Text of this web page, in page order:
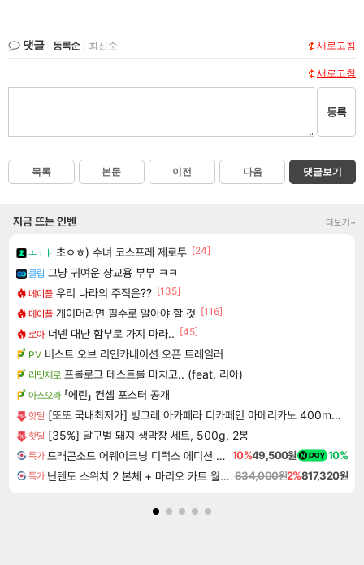
댓글 등록순 최신순 새로고침
새로고침
등록
목록 본문 이전 다음 댓글보기
지금 뜨는 인벤 더보기+
ㅗㅜㅑ 초ㅇㅎ) 수녀 코스프레 제로투 [24]
클립 그냥 귀여운 상교용 부부 ㅋㅋ
메이플 우리 나라의 주적은?? [135]
메이플 게이머라면 필수로 알아야 할 것 [116]
로아 너넨 대난 함부로 가지 마라.. [45]
PV 비스트 오브 리인카네이션 오픈 트레일러
리밋제로 프롤로그 테스트를 마치고.. (feat. 리아)
아스오라 「에린」 컨셉 포스터 공개
핫딜 [또또 국내최저가] 빙그레 아카페라 디카페인 아메리카노 400ml x 20개
핫딜 [35%] 달구벌 돼지 생막창 세트, 500g, 2봉
특가 드래곤소드 어웨이크닝 디럭스 에디션 DragonSword Awakening Deluxe Edition 10%49,500원 10%
특가 닌텐도 스위치 2 본체 + 마리오 카트 월드 + 포켓몬 포코피아 번들 834,000원2%817,320원